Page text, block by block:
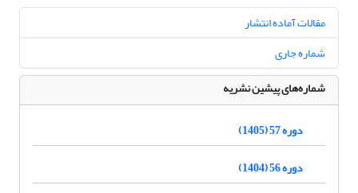
مقالات آماده انتشار
شماره جاری
شماره‌های پیشین نشریه
دوره 57 (1405)
دوره 56 (1404)